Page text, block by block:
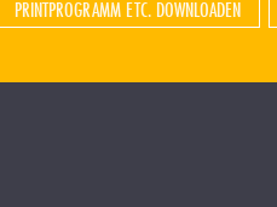
PRINTPROGRAMM ETC. DOWNLOADEN